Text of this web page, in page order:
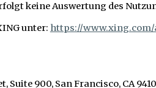
keine Auswertung des
unter: https://www.xing.com/
900, San Francisco, CA